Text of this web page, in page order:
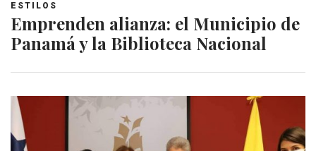
ESTILOS
Emprenden alianza: el Municipio de
Panamá y la Biblioteca Nacional